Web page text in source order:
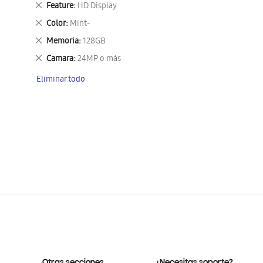
Feature HD Display
Eliminar
este
artículo
Color Mint-
Eliminar
este
artículo
Memoria 128GB
Eliminar
este
artículo
Camara 24MP o más
Eliminar
artículo
Eliminar todo